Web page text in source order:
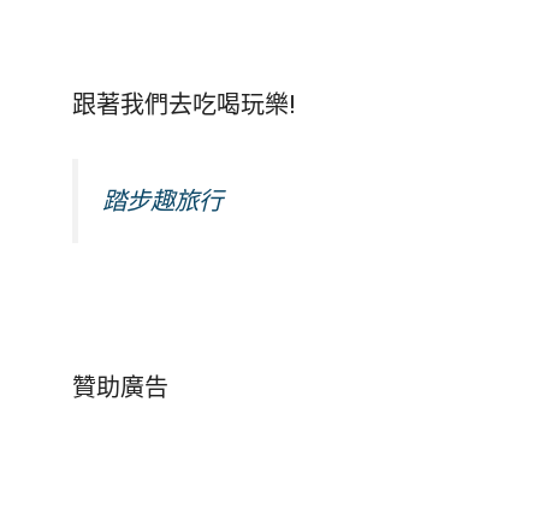
跟著我們去吃喝玩樂!
踏步趣旅行
贊助廣告